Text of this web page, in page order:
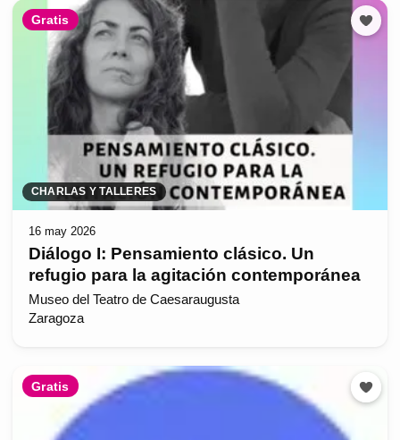
Gratis
CHARLAS Y TALLERES
16 may 2026
Diálogo I: Pensamiento clásico. Un
refugio para la agitación contemporánea
Museo del Teatro de Caesaraugusta
Zaragoza
Gratis